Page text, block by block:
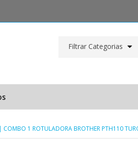
Filtrar Categorias
1 ROTULADORA BROTHER PTH110